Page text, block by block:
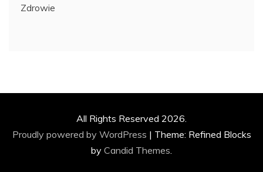
Zdrowie
All Rights Reserved 2026.
Proudly powered by WordPress | Theme: Refined Blocks
by Candid Themes